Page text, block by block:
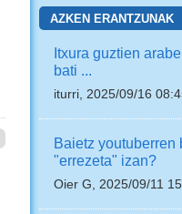
AZKEN ERANTZUNAK
Itxura guztien
bati ...
iturri, 2025/09/16
Baietz youtuberren
"errezeta" izan?
Oier G, 2025/09/11